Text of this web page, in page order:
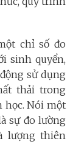
chỉ số đo
sinh quyển,
sử dụng
thải trong
học. Nói một
sự đo lường
lượng thiên